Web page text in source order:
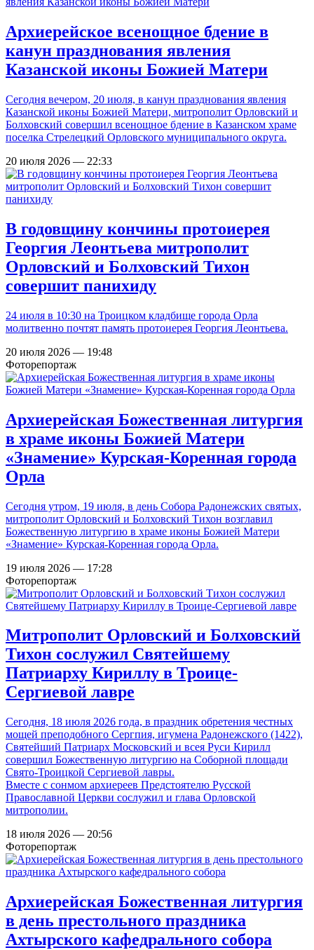
Архиерейское всенощное бдение в
канун празднования явления
Казанской иконы Божией Матери
Сегодня вечером, 20 июля, в канун празднования явления
Казанской иконы Божией Матери, митрополит Орловский и
Болховский совершил всенощное бдение в Казанском храме
поселка Стрелецкий Орловского муниципального округа.
20 июля 2026 — 22:33
В годовщину кончины протоиерея
Георгия Леонтьева митрополит
Орловский и Болховский Тихон
совершит панихиду
24 июля в 10:30 на Троицком кладбище города Орла
молитвенно почтят память протоиерея Георгия Леонтьева.
20 июля 2026 — 19:48
Фоторепортаж
Архиерейская Божественная литургия
в храме иконы Божией Матери
«Знамение» Курская-Коренная города
Орла
Сегодня утром, 19 июля, в день Собора Радонежских святых,
митрополит Орловский и Болховский Тихон возглавил
Божественную литургию в храме иконы Божией Матери
«Знамение» Курская-Коренная города Орла.
19 июля 2026 — 17:28
Фоторепортаж
Митрополит Орловский и Болховский
Тихон сослужил Святейшему
Патриарху Кириллу в Троице-
Сергиевой лавре
Сегодня, 18 июля 2026 года, в праздник обретения честных
мощей преподобного Сергпия, игумена Радонежского (1422),
Святейший Патриарх Московский и всея Руси Кирилл
совершил Божественную литургию на Соборной площади
Свято-Троицкой Сергиевой лавры.
Вместе с сонмом архиереев Предстоятелю Русской
Православной Церкви сослужил и глава Орловской
митрополии.
18 июля 2026 — 20:56
Фоторепортаж
Архиерейская Божественная литургия
в день престольного праздника
Ахтырского кафедрального собора